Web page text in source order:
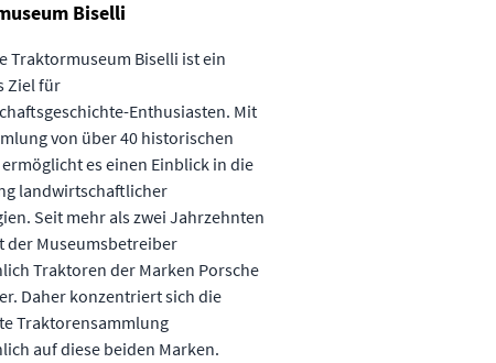
Biselli
Traktormuseum Biselli ist ein
Ziel für
Enthusiasten. Mit
von über 40 historischen
es einen Einblick in die
landwirtschaftlicher
Seit mehr als zwei Jahrzehnten
der Museumsbetreiber
Traktoren der Marken Porsche
Daher konzentriert sich die
Traktorensammlung
auf diese beiden Marken.